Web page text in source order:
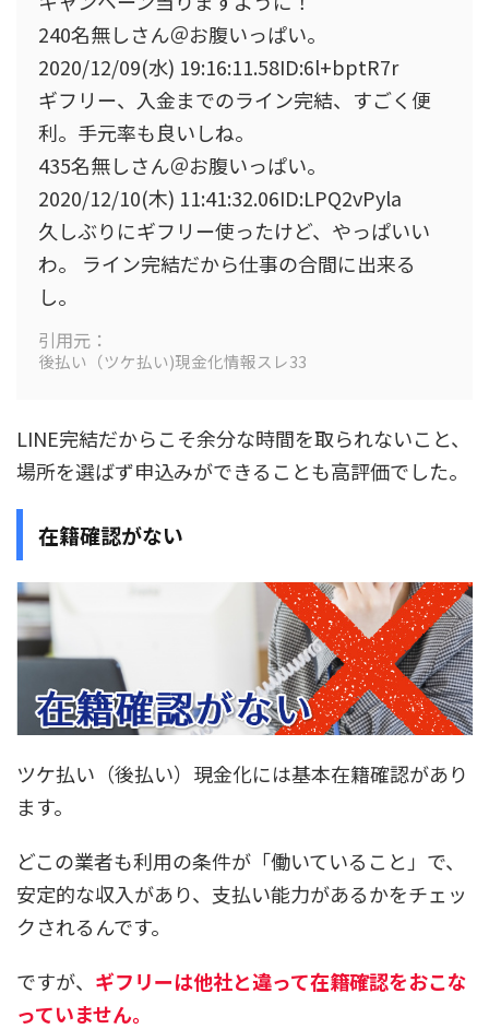
240名無しさん＠お腹いっぱい。
2020/12/09(水) 19:16:11.58ID:6l+bptR7r
ギフリー、 入金までのライン完結、すごく便
利。 手元率も良いしね。
435名無しさん＠お腹いっぱい。
2020/12/10(木) 11:41:32.06ID:LPQ2vPyla
久しぶりにギフリー使ったけど、やっぱいい
わ。 ライン完結だから仕事の合間に出来る
し。
引用元：
後払い（ツケ払い)現金化情報スレ33
LINE完結だからこそ余分な時間を取られないこと、
場所を選ばず申込みができることも高評価でした。
在籍確認がない
ツケ払い（後払い）現金化には基本在籍確認があり
ます。
どこの業者も利用の条件が「働いていること」で、
安定的な収入があり、支払い能力があるかをチェッ
クされるんです。
ですが、 ギフリーは他社と違って在籍確認をおこな
っていません。